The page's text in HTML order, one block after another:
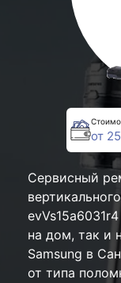
от
Сервисный
на дом, так и
Samsung в
от типа